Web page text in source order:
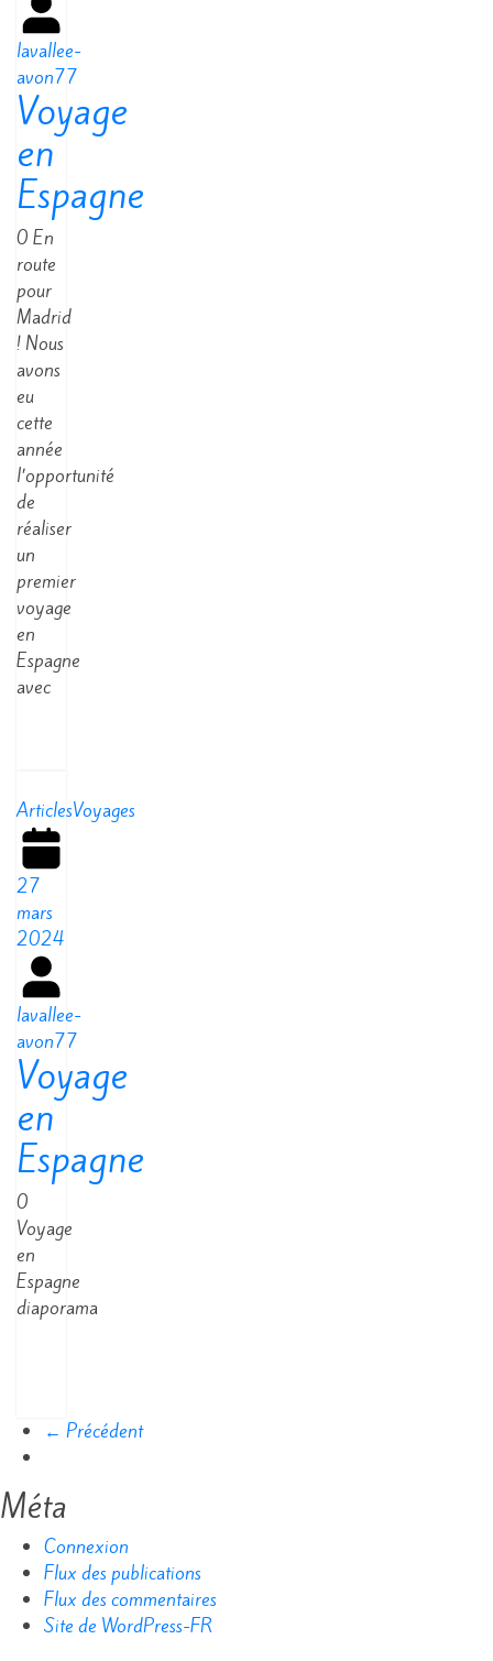
lavallee-
avon77
Voyage
en
Espagne
0 En
route
pour
Madrid
! Nous
avons
eu
cette
année
l’opportunité
de
réaliser
un
premier
voyage
en
Espagne
avec
ArticlesVoyages
27
mars
2024
lavallee-
avon77
Voyage
en
Espagne
0
Voyage
en
Espagne
diaporama
← Précédent
Méta
Connexion
Flux des publications
Flux des commentaires
Site de WordPress-FR